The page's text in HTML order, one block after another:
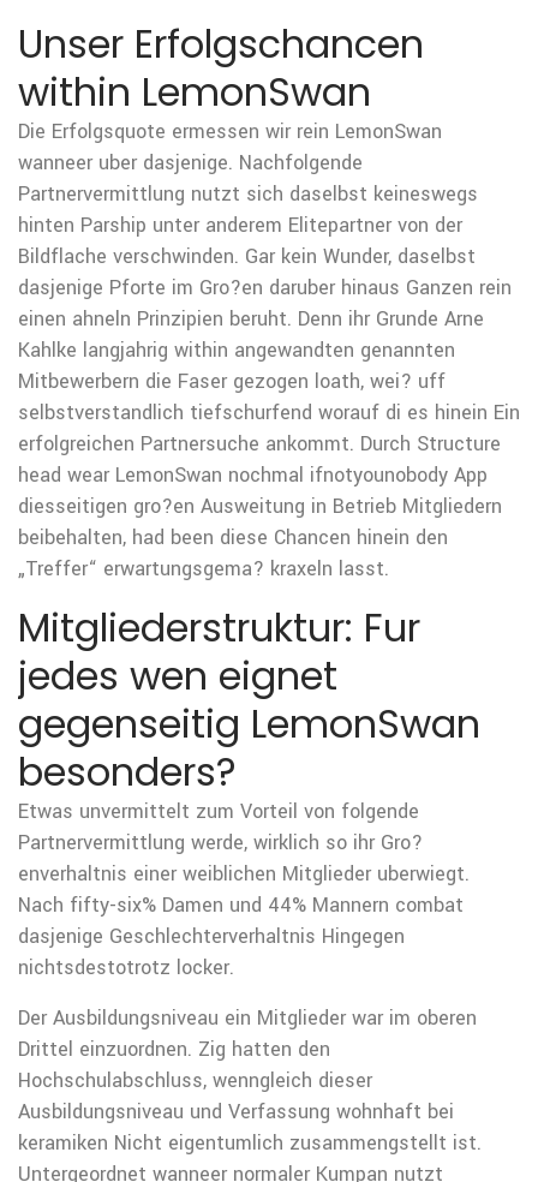
Unser Erfolgschancen
within LemonSwan
Die Erfolgsquote ermessen wir rein LemonSwan
wanneer uber dasjenige. Nachfolgende
Partnervermittlung nutzt sich daselbst keineswegs
hinten Parship unter anderem Elitepartner von der
Bildflache verschwinden. Gar kein Wunder, daselbst
dasjenige Pforte im Gro?en daruber hinaus Ganzen rein
einen ahneln Prinzipien beruht. Denn ihr Grunde Arne
Kahlke langjahrig within angewandten genannten
Mitbewerbern die Faser gezogen loath, wei? uff
selbstverstandlich tiefschurfend worauf di es hinein Ein
erfolgreichen Partnersuche ankommt. Durch Structure
head wear LemonSwan nochmal ifnotyounobody App
diesseitigen gro?en Ausweitung in Betrieb Mitgliedern
beibehalten, had been diese Chancen hinein den
„Treffer“ erwartungsgema? kraxeln lasst.
Mitgliederstruktur: Fur
jedes wen eignet
gegenseitig LemonSwan
besonders?
Etwas unvermittelt zum Vorteil von folgende
Partnervermittlung werde, wirklich so ihr Gro?
enverhaltnis einer weiblichen Mitglieder uberwiegt.
Nach fifty-six% Damen und 44% Mannern combat
dasjenige Geschlechterverhaltnis Hingegen
nichtsdestotrotz locker.
Der Ausbildungsniveau ein Mitglieder war im oberen
Drittel einzuordnen. Zig hatten den
Hochschulabschluss, wenngleich dieser
Ausbildungsniveau und Verfassung wohnhaft bei
keramiken Nicht eigentumlich zusammengstellt ist.
Untergeordnet wanneer normaler Kumpan nutzt